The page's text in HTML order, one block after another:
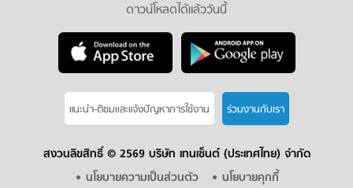
ดาวน์โหลดได้แล้ววันนี้
แนะนำ-ติชมเเละแจ้งปัญหาการใช้งาน ร่วมงานกับเรา
สงวนลิขสิทธิ์ © 2569 บริษัท เทนเซ็นต์ (ประเทศไทย) จำกัด
นโยบายความเป็นส่วนตัว
นโยบายคุกกี้